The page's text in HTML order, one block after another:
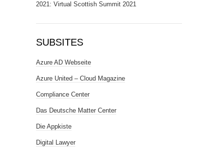
2021: Virtual Scottish Summit 2021
SUBSITES
Azure AD Webseite
Azure United – Cloud Magazine
Compliance Center
Das Deutsche Matter Center
Die Appkiste
Digital Lawyer